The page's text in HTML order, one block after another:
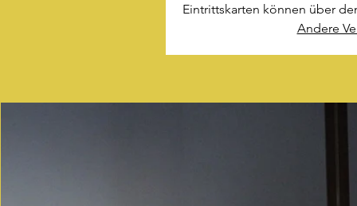
Eintrittskarten können über
Andere